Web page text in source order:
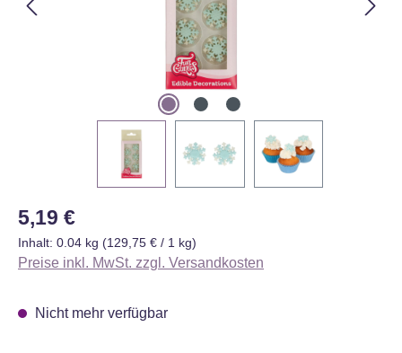
Regulärer Preis:
5,19 €
Inhalt: 0.04 kg (129,75 € / 1 kg)
Preise inkl. MwSt. zzgl. Versandkosten
Nicht mehr verfügbar